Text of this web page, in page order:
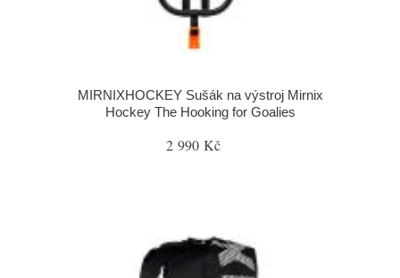
MIRNIXHOCKEY Sušák na výstroj Mirnix
Hockey The Hooking for Goalies
2 990 Kč